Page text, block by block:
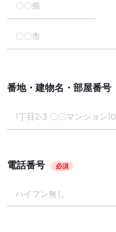
番地・建物名・部屋番号
電話番号 必須